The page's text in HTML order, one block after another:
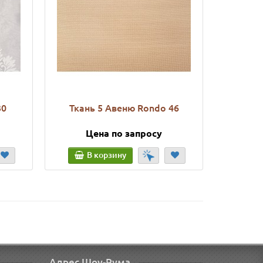
Ткань 5 Авеню Rondo 46
Цена по запросу
В корзину